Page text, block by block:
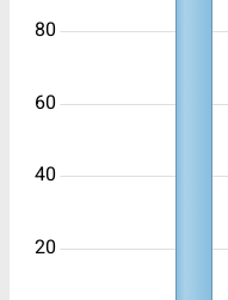
20
40
60
80